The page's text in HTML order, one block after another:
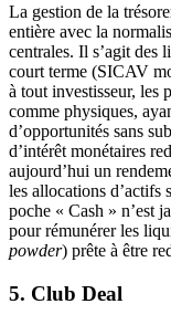
La gestion de la
entière avec la
centrales. Il s’agit des
court terme (SICAV
à tout investisseur, les
comme physiques,
d’opportunités sans
d’intérêt monétaires
aujourd’hui un
les allocations d’actifs
poche « Cash » n’est
pour rémunérer les
powder) prête à être
5. Club Deal